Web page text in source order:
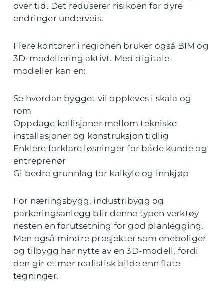
over tid. Det reduserer risikoen for dyre
endringer underveis.
Flere kontorer i regionen bruker også BIM og
3D-modellering aktivt. Med digitale
modeller kan en:
Se hvordan bygget vil oppleves i skala og
rom
Oppdage kollisjoner mellom tekniske
installasjoner og konstruksjon tidlig
Enklere forklare løsninger for både kunde og
entreprenør
Gi bedre grunnlag for kalkyle og innkjøp
For næringsbygg, industribygg og
parkeringsanlegg blir denne typen verktøy
nesten en forutsetning for god planlegging.
Men også mindre prosjekter som eneboliger
og tilbygg har nytte av en 3D-modell, fordi
den gir et mer realistisk bilde enn flate
tegninger.